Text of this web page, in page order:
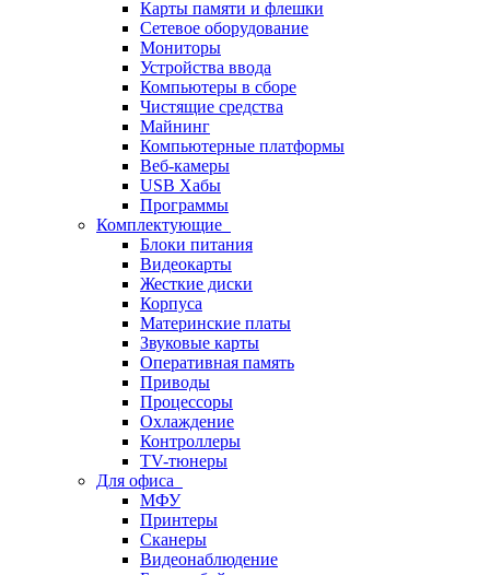
Карты памяти и флешки
Сетевое оборудование
Мониторы
Устройства ввода
Компьютеры в сборе
Чистящие средства
Майнинг
Компьютерные платформы
Веб-камеры
USB Хабы
Программы
Комплектующие
Блоки питания
Видеокарты
Жесткие диски
Корпуса
Материнские платы
Звуковые карты
Оперативная память
Приводы
Процессоры
Охлаждение
Контроллеры
TV-тюнеры
Для офиса
МФУ
Принтеры
Сканеры
Видеонаблюдение